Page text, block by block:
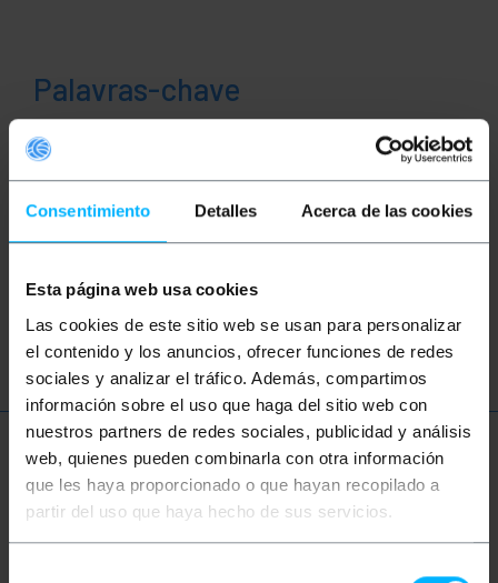
Consentimiento Detalles Acerca de las cookies
Esta página web usa cookies
Las cookies de este sitio web se usan para personalizar
el contenido y los anuncios, ofrecer funciones de redes
sociales y analizar el tráfico. Además, compartimos
información sobre el uso que haga del sitio web con
nuestros partners de redes sociales, publicidad y análisis
web, quienes pueden combinarla con otra información
que les haya proporcionado o que hayan recopilado a
partir del uso que haya hecho de sus servicios.
Palavras-chave
Não encontrou o que estava procurando?
Este tópico pode ajudá-lo
Conversor USB
USB 3.0
Mais informações
Descrição